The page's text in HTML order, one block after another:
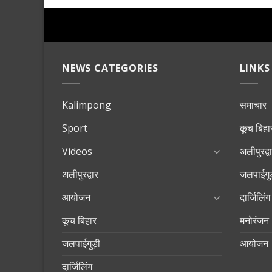
NEWS CATEGORIES
Kalimpong
Sport
Videos
अलीपुरद्वार
आयोजन
कूच बिहार
जलपाईगुड़ी
दार्जिलिंग
LINKS
समाचार
कूच
दार्जिलिंग
मनोरंजन
आयोजन